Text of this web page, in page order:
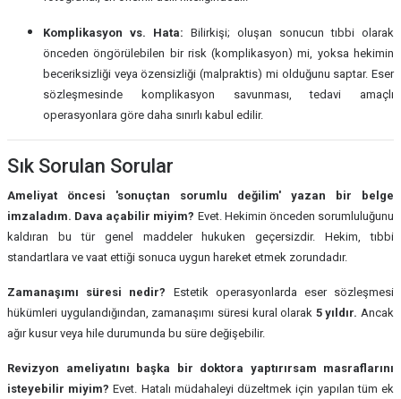
Komplikasyon vs. Hata: Bilirkişi; oluşan sonucun tıbbi olarak
önceden öngörülebilen bir risk (komplikasyon) mi, yoksa hekimin
beceriksizliği veya özensizliği (malpraktis) mi olduğunu saptar. Eser
sözleşmesinde komplikasyon savunması, tedavi amaçlı
operasyonlara göre daha sınırlı kabul edilir.
Sık Sorulan Sorular
Ameliyat öncesi 'sonuçtan sorumlu değilim' yazan bir belge
imzaladım. Dava açabilir miyim? Evet. Hekimin önceden sorumluluğunu
kaldıran bu tür genel maddeler hukuken geçersizdir. Hekim, tıbbi
standartlara ve vaat ettiği sonuca uygun hareket etmek zorundadır.
Zamanaşımı süresi nedir? Estetik operasyonlarda eser sözleşmesi
hükümleri uygulandığından, zamanaşımı süresi kural olarak 5 yıldır. Ancak
ağır kusur veya hile durumunda bu süre değişebilir.
Revizyon ameliyatını başka bir doktora yaptırırsam masraflarını
isteyebilir miyim? Evet. Hatalı müdahaleyi düzeltmek için yapılan tüm ek